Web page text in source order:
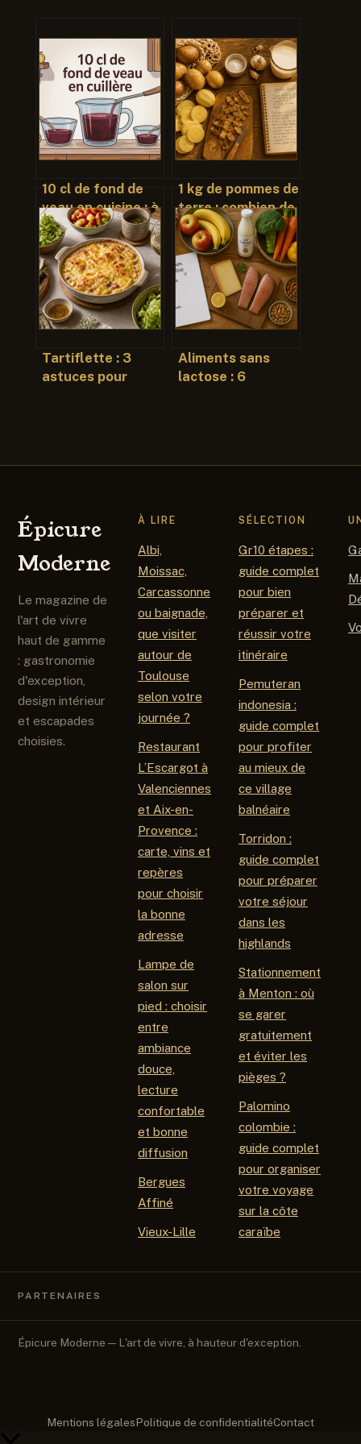
10 cl de fond de
veau en cuisine : à
combien de
cuillères cela
correspond ?
1 kg de pommes de
terre : combien de
convives, quelles
variétés et
comment éviter le
gaspillage ?
Tartiflette : 3
astuces pour
Aliments sans
lactose : 6
Épicure
Moderne
Le magazine de
l'art de vivre
haut de gamme
: gastronomie
d'exception,
design intérieur
et escapades
choisies.
À LIRE
Albi,
Moissac,
Carcassonne
ou baignade,
que visiter
autour de
Toulouse
selon votre
journée ?
Restaurant
L’Escargot à
Valenciennes
et Aix-en-
Provence :
carte, vins et
repères
pour choisir
la bonne
adresse
Lampe de
salon sur
pied : choisir
entre
ambiance
douce,
lecture
confortable
et bonne
diffusion
Bergues
Affiné
Vieux-Lille
SÉLECTION
Gr10 étapes :
guide complet
pour bien
préparer et
réussir votre
itinéraire
Pemuteran
indonesia :
guide complet
pour profiter
au mieux de
ce village
balnéaire
Torridon :
guide complet
pour préparer
votre séjour
dans les
highlands
Stationnement
à Menton : où
se garer
gratuitement
et éviter les
pièges ?
Palomino
colombie :
guide complet
pour organiser
votre voyage
sur la côte
caraïbe
PARTENAIRES
Épicure Moderne — L'art de vivre, à hauteur d'exception.
Mentions légalesPolitique de confidentialitéContact